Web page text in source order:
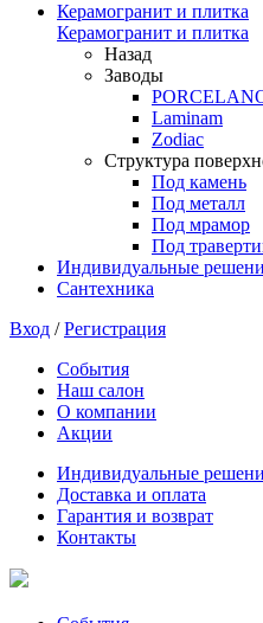
Керамогранит и плитка
Керамогранит и плитка
Назад
Заводы
Laminam
Zodiac
Структура
Под камень
Под металл
Под мрамор
Под
Индивидуальные
Сантехника
Вход /Регистрация
События
Наш салон
О компании
Акции
Индивидуальные
Доставка и оплата
Гарантия и возврат
Контакты